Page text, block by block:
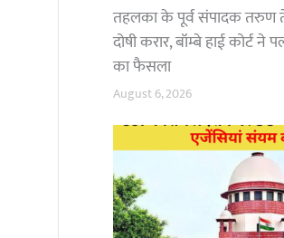
तहलका के पूर्व संपादक तरुण
दोषी करार, बॉम्बे हाई कोर्ट ने
का फैसला
August 6, 2026